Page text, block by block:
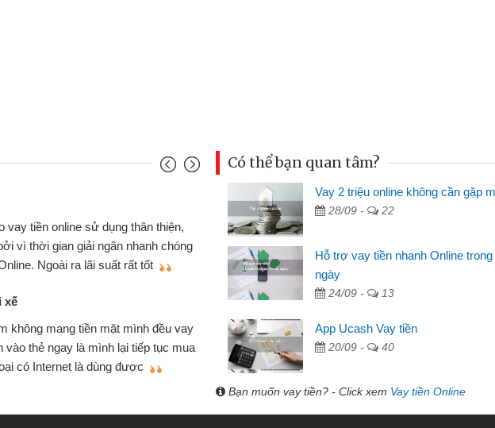
Mình cần tiền gấp nên định cầm cố chiếc xe wave
nhưng thật may đã có gói vay tiền bằng CMND online
không cần gặp mặt nên rất tiện lợi, sẽ giới thiệu cho bạn
Tôi kinh doanh buôn bán nhỏ lẻ nhiều lúc cần vốn nhập
hàng, nhờ biết đến website qua bạn bè giới thiệu tôi đã giải
quyết được công việc của mình nhanh chóng
Mai Lan - Sinh
Tôi biết
sinh viên nên
thấy thủ tục
Mất 2
cần có 2 triệu
được thôi.
Có thể bạn quan tâm?
Vay 2 triệu online không cần gặp
28/09 - 22
Hỗ trợ vay tiền nhanh Online trong
ngày
24/09 - 13
App Ucash Vay tiền
20/09 - 40
Bạn muốn vay tiền? - Click xem Vay tiền Online